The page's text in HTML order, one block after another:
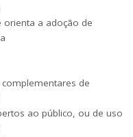
orienta a adoção de
complementares de
ao público, ou de uso